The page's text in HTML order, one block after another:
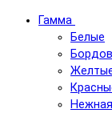
Гамма
Белые